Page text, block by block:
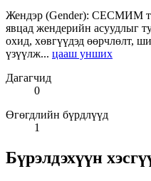
Жендэр (Gender): СЕСМИМ
явцад жендерийн асуудлыг
охид, хөвгүүдэд өөрчлөлт,
үзүүлж... цааш унших
Дагагчид
0
Өгөгдлийн бүрдлүүд
1
Бүрэлдэхүүн